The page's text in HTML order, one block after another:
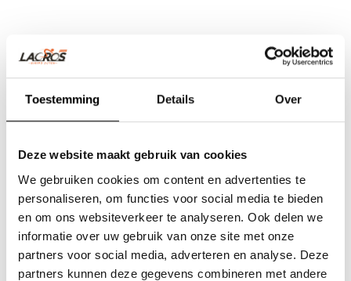
Toestemming Details Over
Deze website maakt gebruik van cookies
We gebruiken cookies om content en advertenties te
personaliseren, om functies voor social media te bieden
en om ons websiteverkeer te analyseren. Ook delen we
informatie over uw gebruik van onze site met onze
partners voor social media, adverteren en analyse. Deze
partners kunnen deze gegevens combineren met andere
Team Lacros
Nieuwe Eerdsebaan 16, 5482 VS Schijndel Nederland
KvK-nr: 62140957
Btw-nr: NL854680950B01
(+31) 73 203 2487